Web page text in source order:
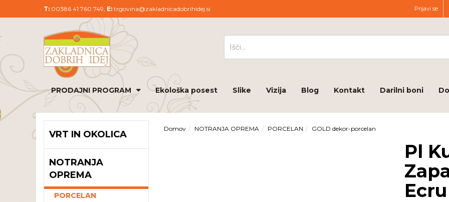
Prijavi se
T: 00386 41 760 749, E: trgovina@zakladnicadobrihidej.si
PRODAJNI PROGRAM Ekološka posest Slike Vizija Blog Kontakt Darilni boni
VRT IN OKOLICA
NOTRANJA
OPREMA
PORCELAN
Domov NOTRANJA OPREMA PORCELAN GOLD dekor-porcelan
Pl